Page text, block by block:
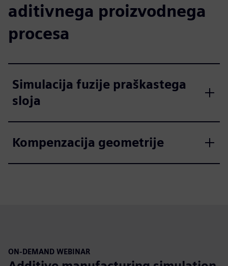
aditivnega proizvodnega
procesa
Simulacija fuzije praškastega
sloja
Kompenzacija geometrije
ON-DEMAND WEBINAR